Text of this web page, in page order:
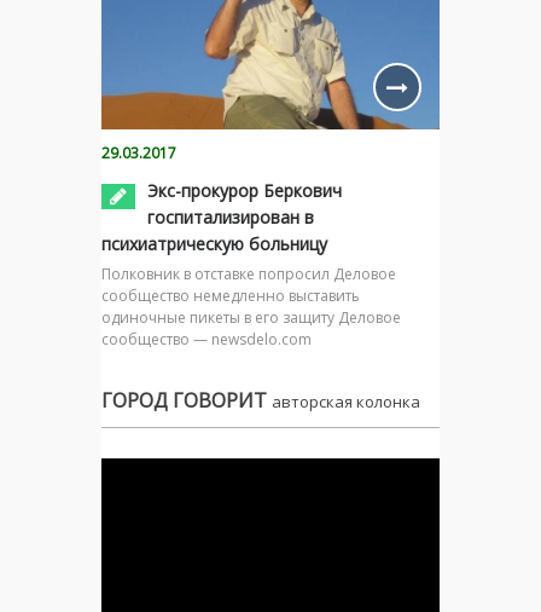
29.03.2017
Экс-прокурор Беркович
госпитализирован в
психиатрическую больницу
Полковник в отставке попросил Деловое
сообщество немедленно выставить
одиночные пикеты в его защиту Деловое
сообщество — newsdelo.com
ГОРОД ГОВОРИТ авторская колонка